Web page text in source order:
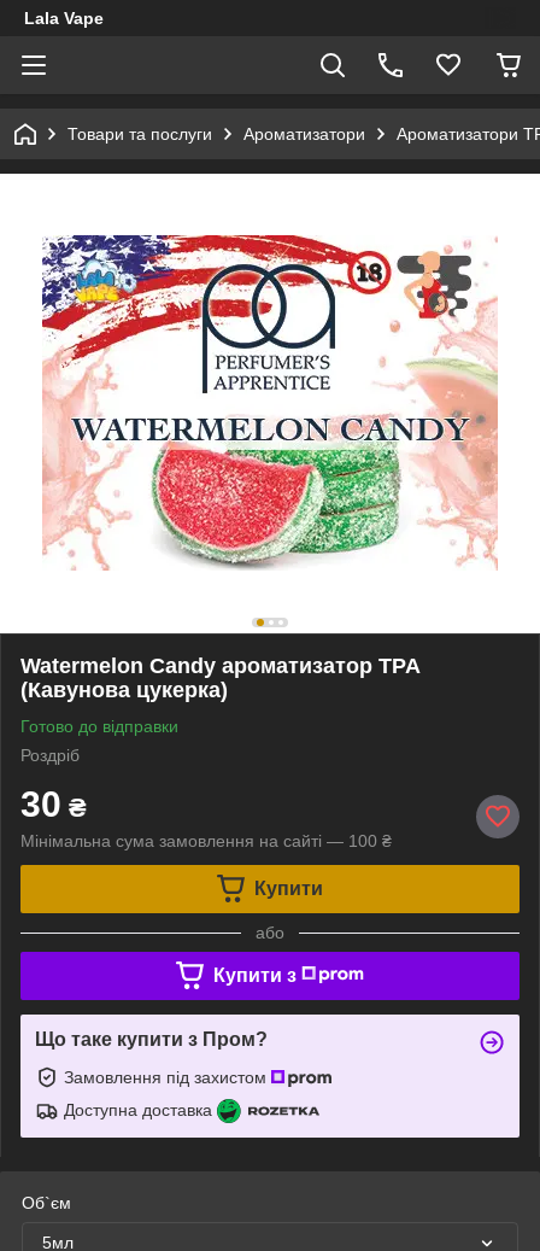
Lala Vape
Товари та послуги Ароматизатори Ароматизатори
Watermelon Candy ароматизатор TPA
(Кавунова цукерка)
Готово до відправки
Роздріб
30 ₴
Мінімальна сума замовлення на сайті — 100 ₴
Купити
або
Купити з
Що таке купити з Пром?
Замовлення під захистом
Доступна доставка
Об`єм
5мл